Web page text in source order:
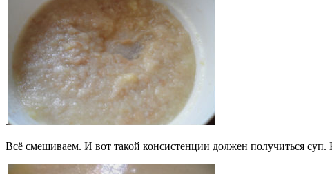
.
Всё смешиваем. И вот такой консистенции должен получиться